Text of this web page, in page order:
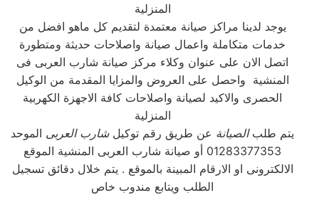
المنزلية
يوجد لدينا مراكز صيانة معتمدة لتقديم كل ماهو افضل من
خدمات متكاملة واعمال صيانة واصلاحات حديثة ومتطورة
اتصل الان على عنوان وكلاء مركز صيانة شارب العربى فى
المنشية واحصل على العروض والمزايا المقدمة من الوكيل
الحصرى والاكيد لصيانة واصلاحات كافة الاجهزة الكهربية
المنزلية
يتم طلبالصيانة عن طريق رقم توكيلشارب العربى الموحد
01283377353 أو صيانة شارب العربى المنشية الموقع
الالكترونى او الارقام المبينة بالموقع . يتم خلال دقائق تسجيل
الطلب ويتابع مندوب خاص